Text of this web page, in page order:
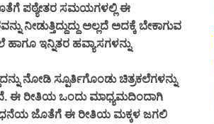
ಪಠ್ಯೇತರ ಸಮಯಗಳಲ್ಲಿ ಈ
ನೀಡುತ್ತಿದ್ದುದ್ದು ಅಲ್ಲದೆ ಅದಕ್ಕೆ ಬೇಕಾಗುವ
ಹಾಗೂ ಇನ್ನಿತರ ಹವ್ಯಾಸಗಳನ್ನು
ನೋಡಿ ಸ್ಪೂರ್ತಿಗೊಂಡು ಚಿತ್ರಕಲೆಗಳನ್ನು
ಈ ರೀತಿಯ ಒಂದು ಮಾಧ್ಯಮದಿಂದಾಗಿ
ಬೋಧನೆಯ ಜೊತೆಗೆ ಈ ರೀತಿಯ ಮಕ್ಕಳ ಜಗಲಿ